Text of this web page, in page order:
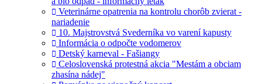
Veterinárne opatrenia na kontrolu chorôb zvierat -
nariadenie
10. Majstrovstvá Svederníka vo varení kapusty
Informácia o odpočte vodomerov
Detský karneval - Fašiangy
Celoslovenská protestná akcia "Mestám a obciam
zhasína nádej"